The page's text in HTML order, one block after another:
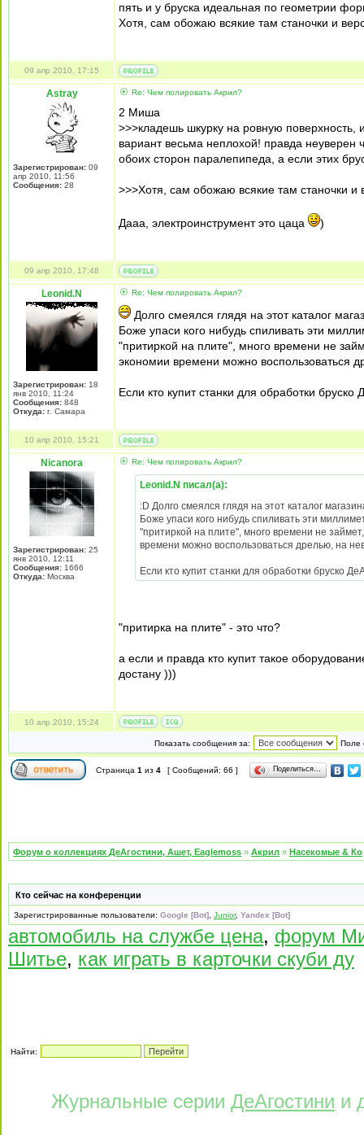
пять и у бруска идеальная по геометрии
Хотя, сам обожаю всякие там станочки и
09 апр 2010, 17:15
Astray
Зарегистрирован: 09
апр 2010, 11:56
Сообщения: 28
Re: Чем полировать Акрил?
2 Миша
>>>кладешь шкурку на ровную
вариант весьма неплохой! правда
обоих сторон паралепипеда, а если этих
>>>Хотя, сам обожаю всякие там станочки и
Дааа, электроинструмент это цаца )
09 апр 2010, 17:48
Leonid.N
Зарегистрирован: 18
янв 2010, 11:24
Сообщения: 848
Откуда: г. Самара
Re: Чем полировать Акрил?
Долго смеялся глядя на этот каталог
Боже упаси кого нибудь спиливать эти
"притиркой на плите", много времени не
экономии времени можно воспользоваться
Если кто купит станки для обработки
10 апр 2010, 15:21
Nicanora
Зарегистрирован: 25
янв 2010, 12:11
Сообщения: 1666
Откуда: Москва
Re: Чем полировать Акрил?
Leonid.N писал(а):
:D Долго смеялся глядя на этот каталог
Боже упаси кого нибудь спиливать эти
"притиркой на плите", много времени не
времени можно воспользоваться дрелью, на
Если кто купит станки для обработки бруско
"притирка на плите" - это что?
а если и правда кто купит такое
достану )))
10 апр 2010, 15:24
Показать сообщения за: Поле
Страница 1 из 4 [ Сообщений: 66 ] Поделиться…
Форум о коллекциях ДеАгостини, Ашет, Eaglemoss » Акрил » Насекомые & Ко
Кто сейчас на конференции
Зарегистрированные пользователи: Google [Bot] Junior, Yandex [Bot]
автомобиль на службе цена, форум
Шитье, как играть в карточки скуби ду
Найти:
Журнальные серии ДеАгостини и